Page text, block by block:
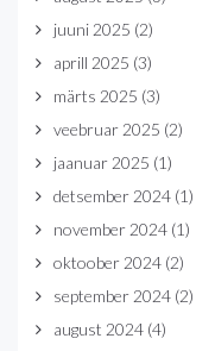
juuni 2025 (2)
aprill 2025 (3)
märts 2025 (3)
veebruar 2025 (2)
jaanuar 2025 (1)
detsember 2024 (1)
november 2024 (1)
oktoober 2024 (2)
september 2024 (2)
august 2024 (4)